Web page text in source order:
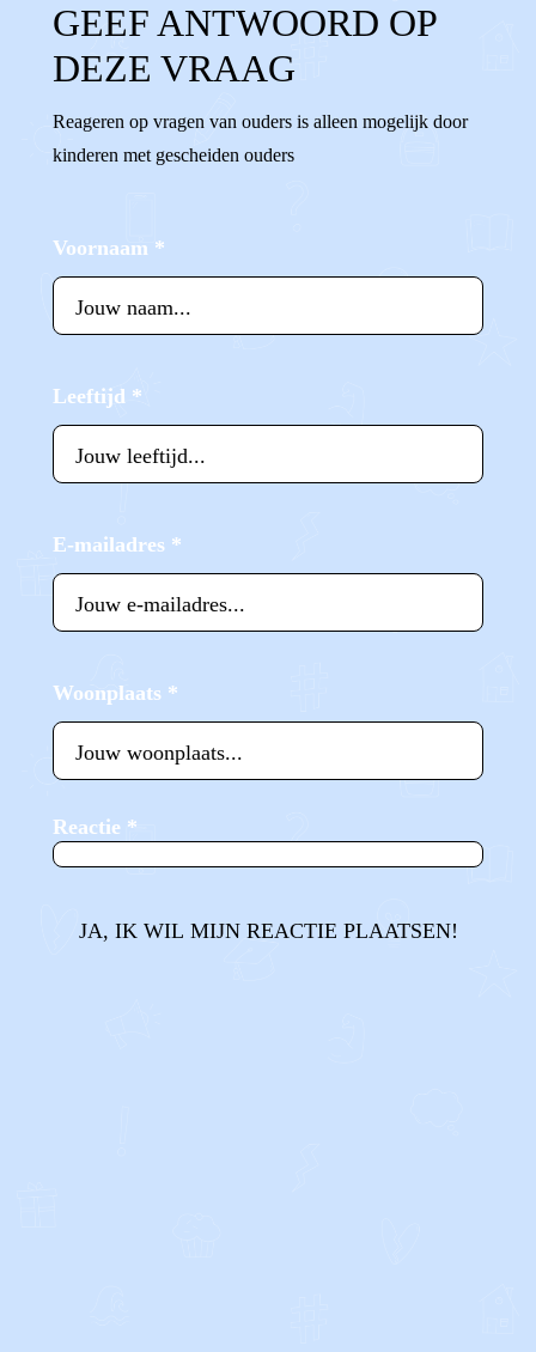
GEEF ANTWOORD OP
DEZE VRAAG
Reageren op vragen van ouders is alleen mogelijk door
kinderen met gescheiden ouders
Voornaam *
Leeftijd *
E-mailadres *
Woonplaats *
Reactie *
JA, IK WIL MIJN REACTIE PLAATSEN!